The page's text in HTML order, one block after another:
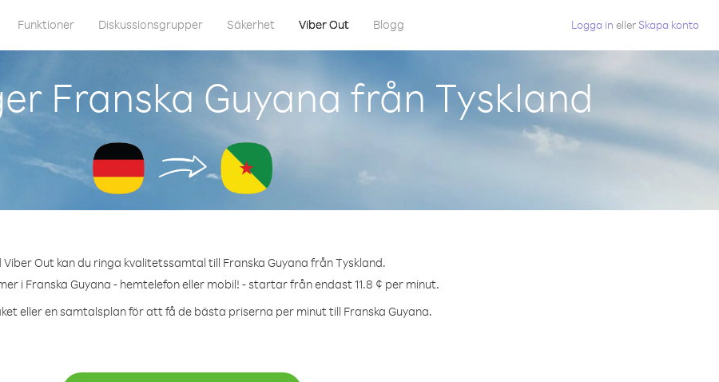
Funktioner Diskussionsgrupper Säkerhet Viber Out Blogg Logga in eller Skapa konto
Franska Guyana från Tyskland
Viber Out kan du ringa kvalitetssamtal till Franska Guyana från Tyskland.
i Franska Guyana - hemtelefon eller mobil! - startar från endast 11.8 ¢ per minut.
eller en samtalsplan för att få de bästa priserna per minut till Franska Guyana.